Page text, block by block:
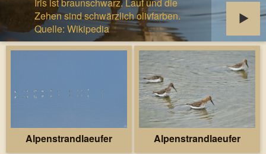
Zehen sind schwärzlich olivfarben.
Quelle: Wikipedia
Alpenstrandlaeufer Alpenstrandlaeufer